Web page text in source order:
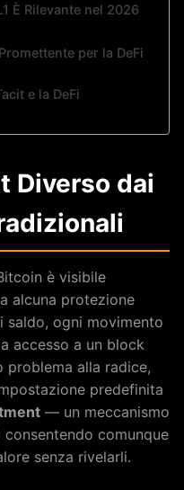
È Rilevante nel 2026
per la DeFi
e la DeFi
Diverso dai
è visibile
alcuna protezione
ogni movimento
accesso a un block
problema alla radice,
predefinita
— un meccanismo
comunque
senza rivelarli.